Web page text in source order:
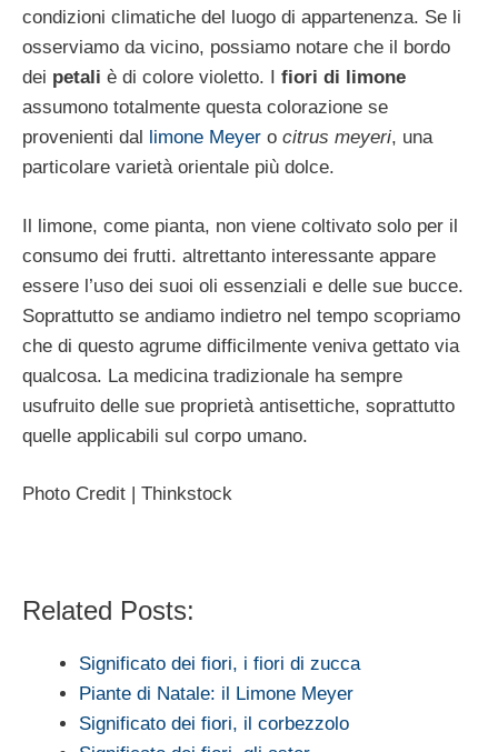
condizioni climatiche del luogo di appartenenza. Se li
osserviamo da vicino, possiamo notare che il bordo
dei petali è di colore violetto. I
fiori di limone
assumono totalmente questa colorazione se
provenienti dal
limone Meyer o citrus meyeri, una
particolare varietà orientale più dolce.
Il limone, come pianta, non viene coltivato solo per il
consumo dei frutti. altrettanto interessante appare
essere l’uso dei suoi oli essenziali e delle sue bucce.
Soprattutto se andiamo indietro nel tempo scopriamo
che di questo agrume difficilmente veniva gettato via
qualcosa. La medicina tradizionale ha sempre
usufruito delle sue proprietà antisettiche, soprattutto
quelle applicabili sul corpo umano.
Photo Credit | Thinkstock
Related Posts:
Significato dei fiori, i fiori di zucca
Piante di Natale: il Limone Meyer
Significato dei fiori, il corbezzolo